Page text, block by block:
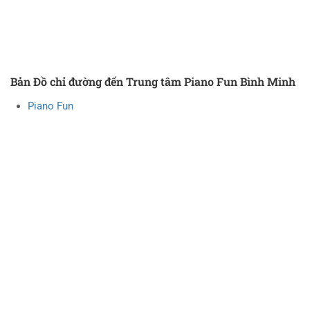
Bản Đồ chỉ đường đến Trung tâm Piano Fun Bình Minh
Piano Fun